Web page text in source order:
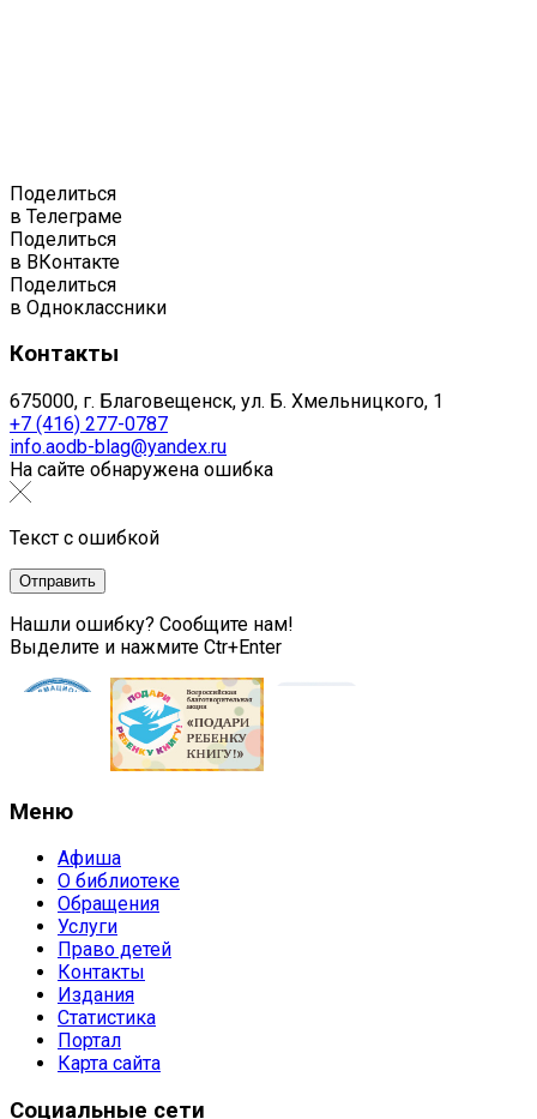
Поделиться
в Телеграме
Поделиться
в ВКонтакте
Поделиться
в Одноклассники
Контакты
675000, г. Благовещенск, ул. Б. Хмельницкого, 1
+7 (416) 277-0787
info.aodb-blag@yandex.ru
На сайте обнаружена ошибка
Текст с ошибкой
Нашли ошибку? Сообщите нам!
Выделите и нажмите Ctr+Enter
Меню
Афиша
О библиотеке
Обращения
Услуги
Право детей
Контакты
Издания
Статистика
Портал
Карта сайта
Социальные сети